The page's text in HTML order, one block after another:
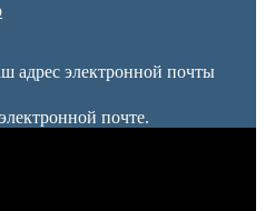
адрес электронной почты
почте.